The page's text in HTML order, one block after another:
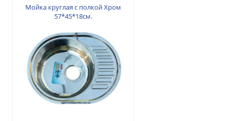
Мойка круглая с полкой Хром
57*45*18см.